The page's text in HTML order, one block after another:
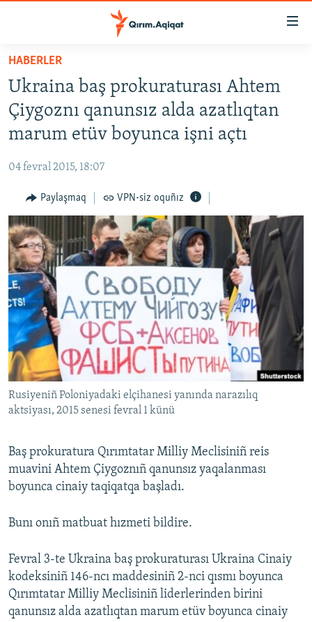
Esas
qaytmaq
Baş
navigatsiyağa
qaytmaq
Qıdıruvğa
HABERLER
İQTİSADİYAT
MEDENİYET
İNSAN AQLARI
VİDEO
SÜRET
BLOGLAR
FİKİR
Русский
Українською
QOŞULIÑIZ!
RFE/RS bütün saytları
HABERLER
Ukraina baş prokuraturası Ahtem
Çiygoznı qanunsız alda azatlıqtan
marum etüv boyunca işni açtı
04 fevral 2015, 18:07
Paylaşmaq VPN-siz oquñız
Rusiyeniñ Poloniyadaki elçihanesi yanında narazılıq
aktsiyası, 2015 senesi fevral 1 künü
Baş prokuratura Qırımtatar Milliy Meclisiniñ reis
muavini Ahtem Çiygoznıñ qanunsız yaqalanması
boyunca cinaiy taqiqatqa başladı.
Bunı onıñ matbuat hızmeti bildire.
Fevral 3-te Ukraina baş prokuraturası Ukraina Cinaiy
kodeksiniñ 146-ncı maddesiniñ 2-nci qısmı boyunca
Qırımtatar Milliy Meclisiniñ liderlerinden birini
qanunsız alda azatlıqtan marum etüv boyunca cinaiy